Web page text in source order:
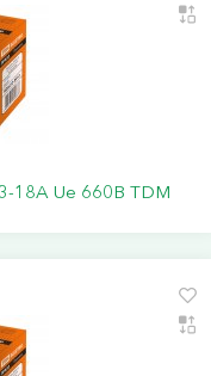
18A Ue 660В TDM